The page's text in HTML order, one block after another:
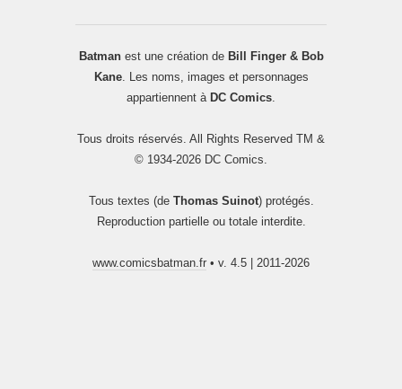
Batmanest une création de Bill Finger & Bob
Kane. Les noms, images et personnages
appartiennent à DC Comics
Tous droits réservés. All Rights Reserved TM &
© 1934-2026 DC Comics.
Tous textes (de Thomas Suinot) protégés.
Reproduction partielle ou totale interdite.
www.comicsbatman.fr • v. 4.5 | 2011-2026